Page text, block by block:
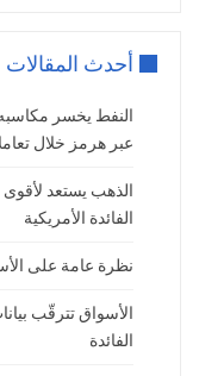
وخاصة في
توقعات الطلب
وعلي صعيد
الإيجابية،
بخطط أوبك+
ويونيو, كما
, و كان
لانخفاض أسعار
السعودية في
أحدث المقالات
النفط يخسر
عبر هرمز خلال
الذهب يستعد
الفائدة الأمريكية
نظرة عامة على
الأسواق تترقّب
الفائدة